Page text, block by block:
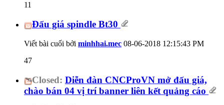
11
Đấu giá spindle Bt30
Viết bài cuối bởi minhhai.mec 08-06-2018 12:15:43 PM
47
Closed: Diễn đàn CNCProVN mở đấu giá,
chào bán 04 vị trí banner liên kết quảng cáo